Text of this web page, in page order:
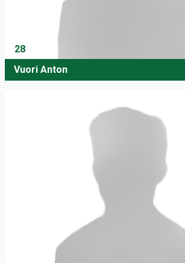
28
Vuori Anton